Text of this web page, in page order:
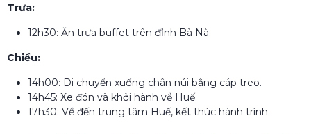
Trưa:
12h30: Ăn trưa buffet trên đỉnh Bà Nà.
Chiều:
14h00: Di chuyển xuống chân núi bằng cáp treo.
14h45: Xe đón và khởi hành về Huế.
17h30: Về đến trung tâm Huế, kết thúc hành trình.